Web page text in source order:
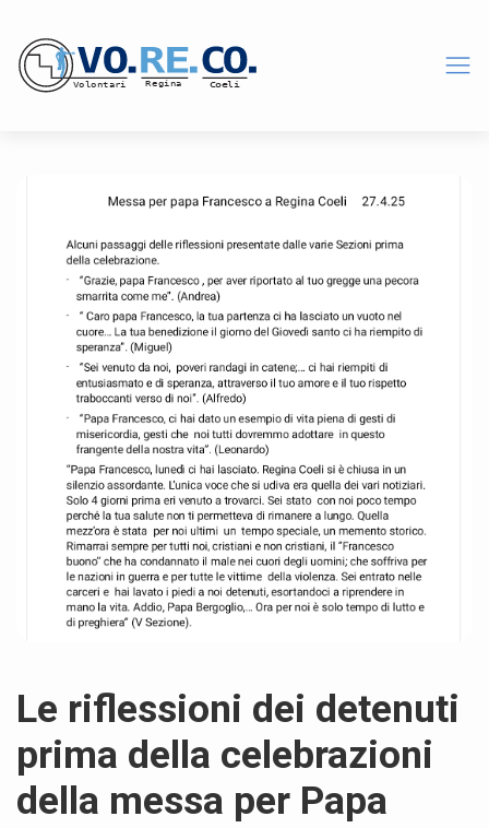
Le riflessioni dei detenuti
prima della celebrazioni
della messa per Papa